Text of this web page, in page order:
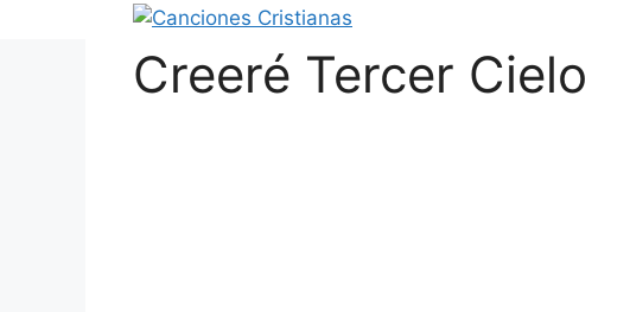
Creeré Tercer Cielo